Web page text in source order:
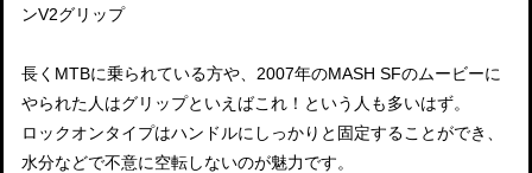
ンV2グリップ
長くMTBに乗られている方や、2007年のMASH SFのムービーに
やられた人はグリップといえばこれ！という人も多いはず。
ロックオンタイプはハンドルにしっかりと固定することができ、
水分などで不意に空転しないのが魅力です。